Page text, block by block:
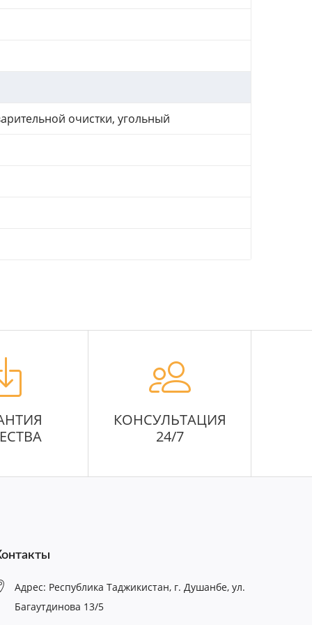
очистки, угольный
КОНСУЛЬТАЦИЯ
24/7
Адрес: Республика Таджикистан, г. Душанбе, ул.
Багаутдинова 13/5